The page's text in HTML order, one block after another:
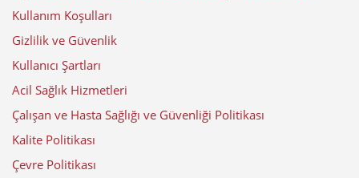
Kullanım Koşulları
Gizlilik ve Güvenlik
Kullanıcı Şartları
Acil Sağlık Hizmetleri
Çalışan ve Hasta Sağlığı ve Güvenliği Politikası
Kalite Politikası
Çevre Politikası